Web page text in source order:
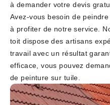
à demander votre devis
Avez-vous besoin de
à profiter de notre service.
toit dispose des artisans
travail avec un résultat
efficace, vous pouvez
de peinture sur tuile.